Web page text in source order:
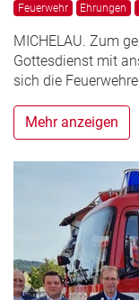
Feuerwehr Ehrungen
MICHELAU. Zum
Gottesdienst mit
sich die
Mehr anzeigen